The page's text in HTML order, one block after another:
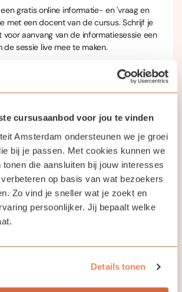
cursusaanbod voor jou te vinden
Amsterdam ondersteunen we je groei
bij je passen. Met cookies kunnen we
die aansluiten bij jouw interesses
op basis van wat bezoekers
Zo vind je sneller wat je zoekt en
persoonlijker. Jij bepaalt welke
Details tonen
gratis online informatie- en 'vraag en
met een docent van de cursus. Schrijf je
voor aanvang van de informatiesessie een
de sessie live mee te maken.
Asti